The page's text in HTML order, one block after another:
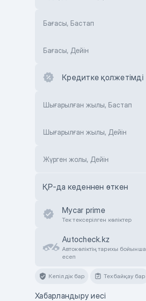
Бағасы, Бастап
Бағасы, Дейін
Кредитке қолжетімді
Шығарылған жылы, Бастап
Шығарылған жылы, Дейін
Жүрген жолы, Дейін
ҚР-да кеденнен өткен
Mycar prime
Тек тексерілген көліктер
Autocheck.kz
Автокөліктің тарихы бойынша
есеп
Кепілдік бар Техбайқау бар
Хабарландыру иесі